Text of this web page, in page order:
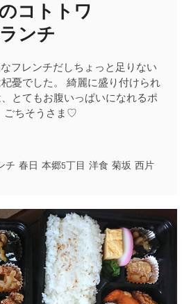
コトトワ
ンチ
フレンチだしちょっと足りない
憂でした。 綺麗に盛り付けられ
とてもお腹いっぱいになれるポ
ごちそうさま♡
チ 春日 本郷5丁目 洋食 菊坂 西片